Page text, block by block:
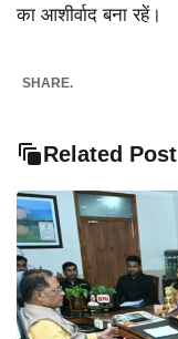
का आशीर्वाद बना रहें।
SHARE.
Related Post